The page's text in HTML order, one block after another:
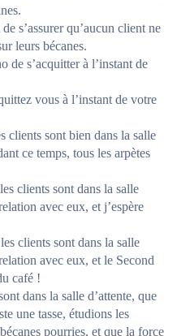
s’assurer qu’aucun client ne
leurs bécanes.
de s’acquitter à l’instant de
vous à l’instant de votre
clients sont bien dans la salle
ce temps, tous les arpètes
clients sont dans la salle
avec eux, et j’espère
clients sont dans la salle
avec eux, et le Second
café !
dans la salle d’attente, que
une tasse, étudions les
pourries, et que la force